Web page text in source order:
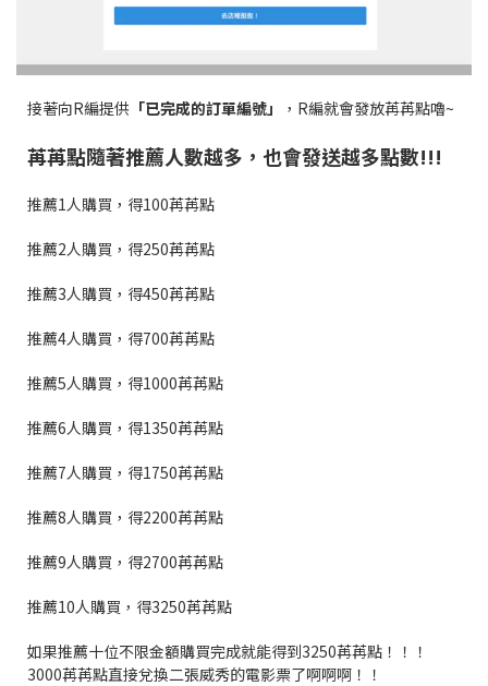
接著向R編提供 「已完成的訂單編號」 ，R編就會發放苒苒點嚕~
苒苒點隨著推薦人數越多，也會發送越多點數!!!
推薦1人購買，得100苒苒點
推薦2人購買 ，得250苒苒點
推薦3人購買，得450苒苒點
推薦4人購買 ，得700苒苒點
推薦5人購買 ，得1000苒苒點
推薦6人購買 ，得1350苒苒點
推薦7人購買 ，得1750苒苒點
推薦8人購買 ，得2200苒苒點
推薦9人購買 ，得2700苒苒點
推薦10人購買 ，得3250苒苒點
如果推薦十位不限金額購買完成就能得到3250苒苒點！！！
3000苒苒點直接兌換二張威秀的電影票了啊啊啊！！